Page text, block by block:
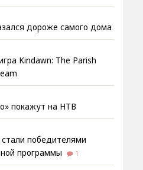
дороже самого дома
Kindawn: The Parish
покажут на НТВ
победителями
программы
1